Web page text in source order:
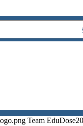
Team EduDose